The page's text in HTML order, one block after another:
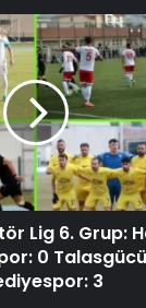
Lig 6. Grup:
0 Talasgücü
3